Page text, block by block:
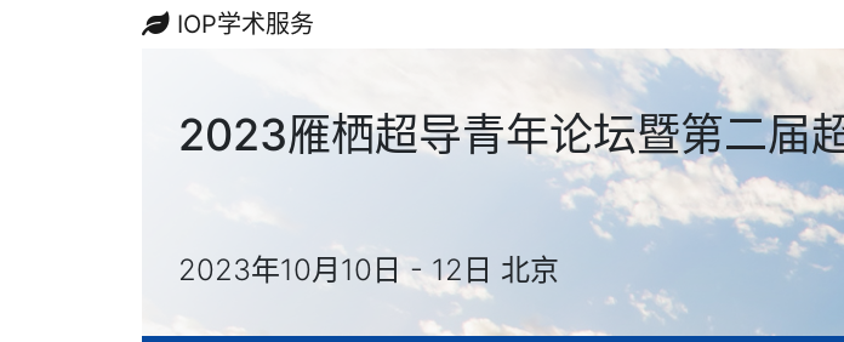
IOP学术服务
2023雁栖超导青年论坛暨第二届
2023年10月10日 - 12日 北京